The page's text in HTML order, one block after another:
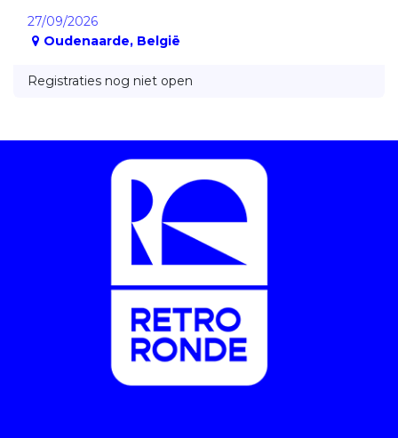
27/09/2026
Oudenaarde, België
Registraties nog niet open